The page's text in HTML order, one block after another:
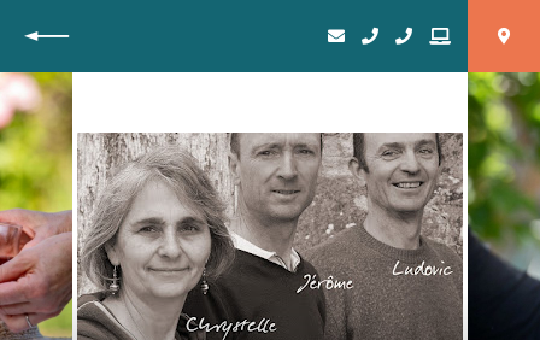
Vuelta